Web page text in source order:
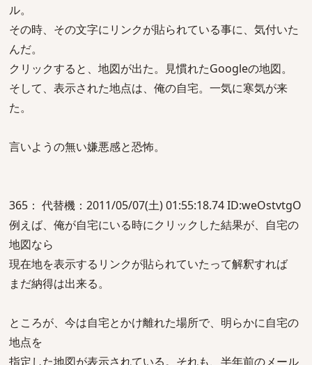
ル。
その時、その文字にリンクが貼られている事に、気付いた
んだ。
クリックすると、地図が出た。見慣れたGoogleの地図。
そして、表示された地点は、俺の自宅。一気に寒気が来
た。
言いようの無い嫌悪感と恐怖。
365： 代替機：2011/05/07(土) 01:55:18.74 ID:weOstvtgO
例えば、俺が自宅にいる時にクリックした結果が、自宅の
地図なら
現在地を表示するリンクが貼られていたって解釈すれば
まだ納得は出来る。
ところが、今は自宅とかけ離れた場所で、明らかに自宅の
地点を
指定した地図が表示されている。それも、半年前のメール